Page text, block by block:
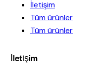
İletişim
Tüm ürünler
Tüm ürünler
İletişim